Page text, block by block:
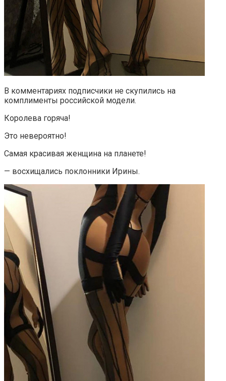
В комментариях подписчики не скупились на
комплименты российской модели.
Королева горяча!
Это невероятно!
Самая красивая женщина на планете!
— восхищались поклонники Ирины.